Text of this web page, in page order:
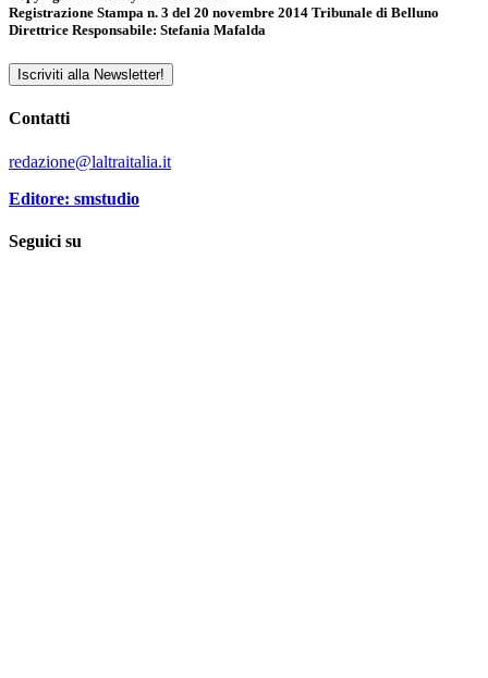
Registrazione Stampa n. 3 del 20 novembre 2014 Tribunale di Belluno
Direttrice Responsabile: Stefania Mafalda
Iscriviti alla Newsletter!
Contatti
redazione@laltraitalia.it
Editore: smstudio
Seguici su